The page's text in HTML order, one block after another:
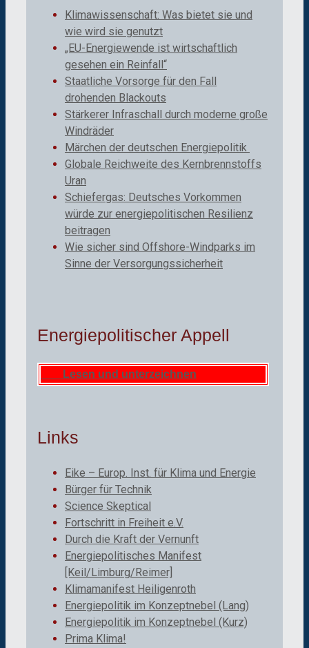
Klimawissenschaft: Was bietet sie und
wie wird sie genutzt
„EU-Energiewende ist wirtschaftlich
gesehen ein Reinfall“
Staatliche Vorsorge für den Fall
drohenden Blackouts
Stärkerer Infraschall durch moderne große
Windräder
Märchen der deutschen Energiepolitik
Globale Reichweite des Kernbrennstoffs
Uran
Schiefergas: Deutsches Vorkommen
würde zur energiepolitischen Resilienz
beitragen
Wie sicher sind Offshore-Windparks im
Sinne der Versorgungssicherheit
Energiepolitischer Appell
Lesen und unterzeichnen
Links
Eike – Europ. Inst. für Klima und Energie
Bürger für Technik
Science Skeptical
Fortschritt in Freiheit e.V.
Durch die Kraft der Vernunft
Energiepolitisches Manifest
[Keil/Limburg/Reimer]
Klimamanifest Heiligenroth
Energiepolitik im Konzeptnebel (Lang)
Energiepolitik im Konzeptnebel (Kurz)
Prima Klima!